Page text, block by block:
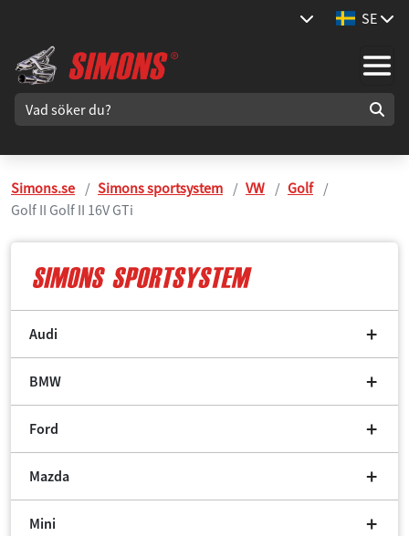
SE
Simons.se Simons sportsystem VW
Golf
Golf II Golf II 16V GTi
Audi
BMW
Ford
Mazda
Mini